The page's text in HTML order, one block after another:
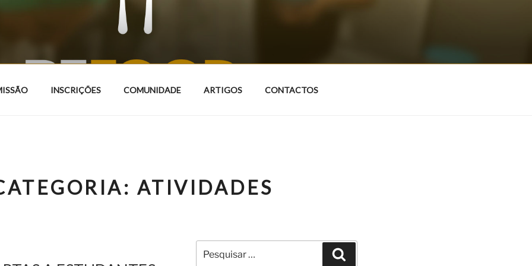
NAÇÕES
INSCRIÇÕES COMUNIDADE ARTIGOS CONTACTOS
ATIVIDADES
por: